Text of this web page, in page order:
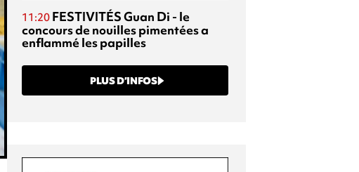
11:20 FESTIVITÉSGuan Di - le
concours de nouilles pimentées a
enflammé les papilles
PLUS D’INFOS